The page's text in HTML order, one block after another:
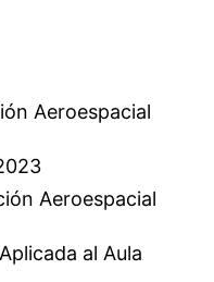
Aeroespacial
Aeroespacial
al Aula